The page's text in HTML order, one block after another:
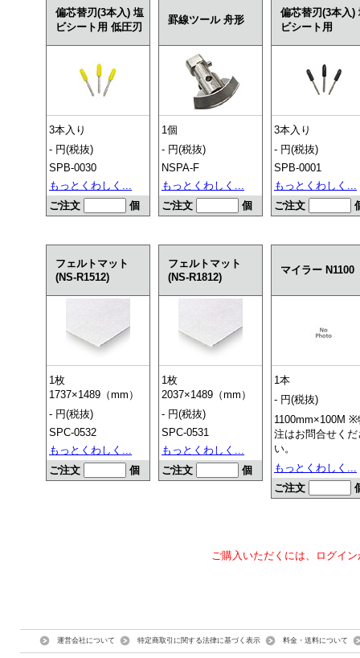
偏芯替刃(3本入) 塩
ビシート用 低圧刃
3本入り
- 円(税抜)
SPB-0030
もっとくわしく...
ご注文
個
罫線ツール 舟形
1個
- 円(税抜)
NSPA-F
もっとくわしく...
ご注文
個
偏芯替刃(3本入)
ビシート用
3本入り
- 円(税抜)
SPB-0001
もっとくわしく...
ご注文
フェルトマット
(NS-R1512)
1枚
1737×1489（mm）
- 円(税抜)
SPC-0532
もっとくわしく...
ご注文
個
フェルトマット
(NS-R1812)
1枚
2037×1489（mm）
- 円(税抜)
SPC-0531
もっとくわしく...
ご注文
個
マイラー N1100
1本
- 円(税抜)
1100mm×100M ※
注はお問合せくだ
い。
もっとくわしく...
ご注文
ご購入いただくには、ログイ
運営会社について 特定商取引に関する法律に基づく表示 料金・送料について